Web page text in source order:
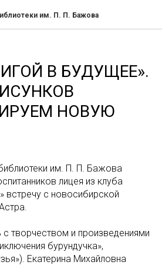
им. П. П. Бажова
В БУДУЩЕЕ».
НОВУЮ
им. П. П. Бажова
лицея из клуба
встречу с новосибирской
творчеством и произведениями
бурундучка»,
Екатерина Михайловна